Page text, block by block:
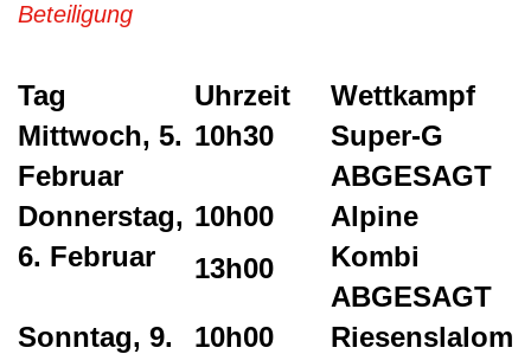
Beteiligung
Tag Uhrzeit
Wettkampf
Mittwoch, 5.
Februar
10h30
Super-G
ABGESAGT
Donnerstag,
6. Februar
10h00
13h00
Alpine
Kombi
ABGESAGT
Sonntag, 9.
10h00
Riesenslalom